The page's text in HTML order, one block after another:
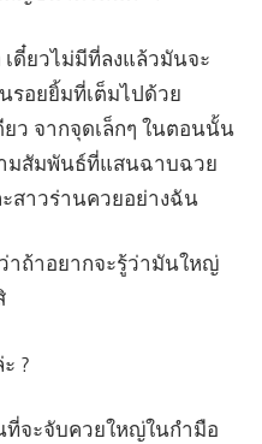
ดี๋ยวไม่มีที่ลงแล้วมันจะ
รอยยิ้มที่เต็มไปด้วย
ยว จากจุดเล็กๆ ในตอนนั้น
มสัมพันธ์ที่แสนฉาบฉวย
สาวร่านควยอย่างฉัน
าถ้าอยากจะรู้ว่ามันใหญ่
?
ที่จะจับควยใหญ่ในกำมือ